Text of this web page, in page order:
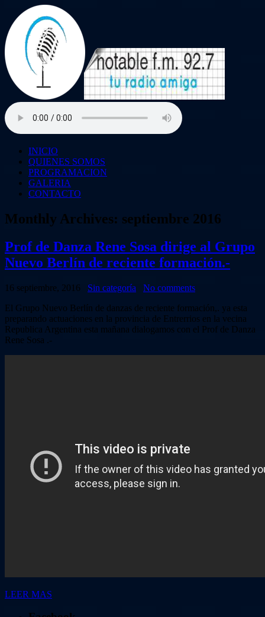
INICIO
QUIENES SOMOS
PROGRAMACION
GALERIA
CONTACTO
Monthly Archives: septiembre 2016
Prof de Danza Rene Sosa dirige al Grupo
Nuevo Berlín de reciente formación.-
16 septiembre, 2016 Sin categoría
No comments
El Grupo Nuevo Berlín de danzas de reciente formación,. ya esta
preparando actuaciones en la provincia de Entrerrios en la vecina
Republica Argentina esta mañana dialogamos con el Prof de Danza
Rene Sosa .-
LEER MAS